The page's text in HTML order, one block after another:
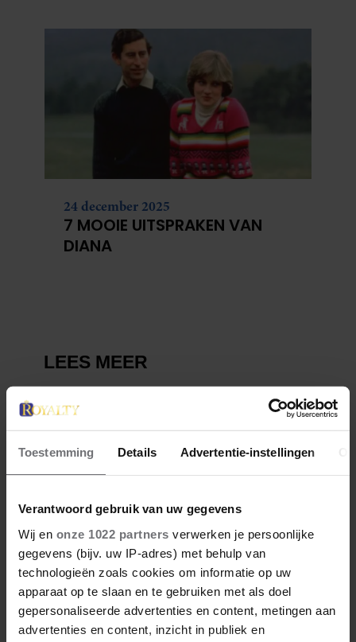
Toestemming Details Advertentie-instellingen
Verantwoord gebruik van uw gegevens
Wij en onze 1022 partners verwerken je persoonlijke
gegevens (bijv. uw IP-adres) met behulp van
technologieën zoals cookies om informatie op uw
apparaat op te slaan en te gebruiken met als doel
gepersonaliseerde advertenties en content, metingen aan
advertenties en content, inzicht in publiek en
24 december 2025
7 MOOIE UITSPRAKEN VAN
DIANA